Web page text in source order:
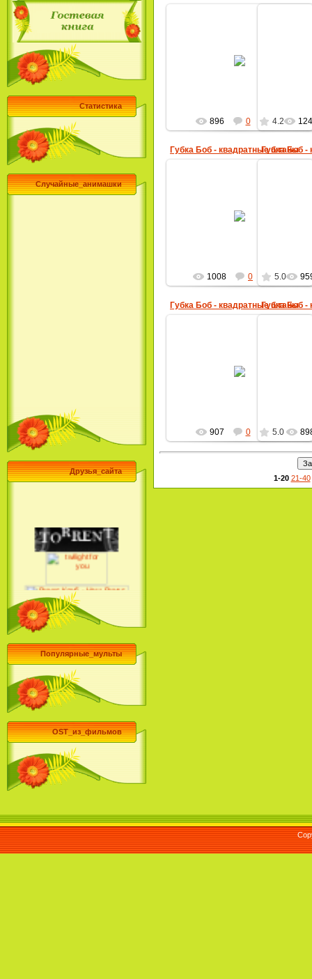
Статистика
Случайные_анимашки
Друзья_сайта
Популярные_мульты
OST_из_фильмов
896 0 4.2
Губка Боб - квадратные штаны
1008 0 5.0
Губка Боб -
Губка Боб - квадратные штаны
907 0 5.0
Губка Боб -
1-20 21-40